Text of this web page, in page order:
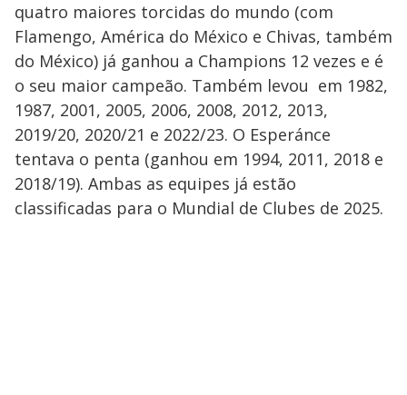
quatro maiores torcidas do mundo (com
Flamengo, América do México e Chivas, também
do México) já ganhou a Champions 12 vezes e é
o seu maior campeão. Também levou em 1982,
1987, 2001, 2005, 2006, 2008, 2012, 2013,
2019/20, 2020/21 e 2022/23. O Esperánce
tentava o penta (ganhou em 1994, 2011, 2018 e
2018/19). Ambas as equipes já estão
classificadas para o Mundial de Clubes de 2025.